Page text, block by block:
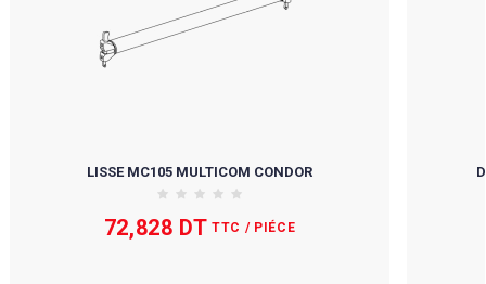
LISSE MC105 MULTICOM CONDOR
72,828 DT TTC / PIÉCE